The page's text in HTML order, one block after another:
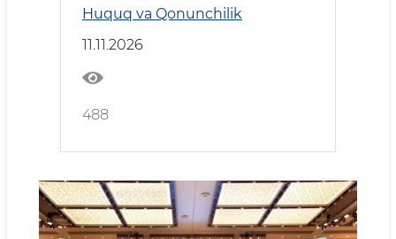
Huquq va Qonunchilik
11.11.2026
488